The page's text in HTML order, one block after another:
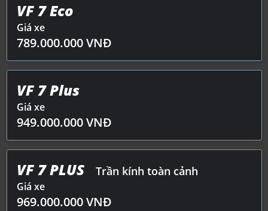
VF 7 Eco
Giá xe
789.000.000 VNĐ
VF 7 Plus
Giá xe
949.000.000 VNĐ
VF 7 PLUS Trần kính toàn cảnh
Giá xe
969.000.000 VNĐ